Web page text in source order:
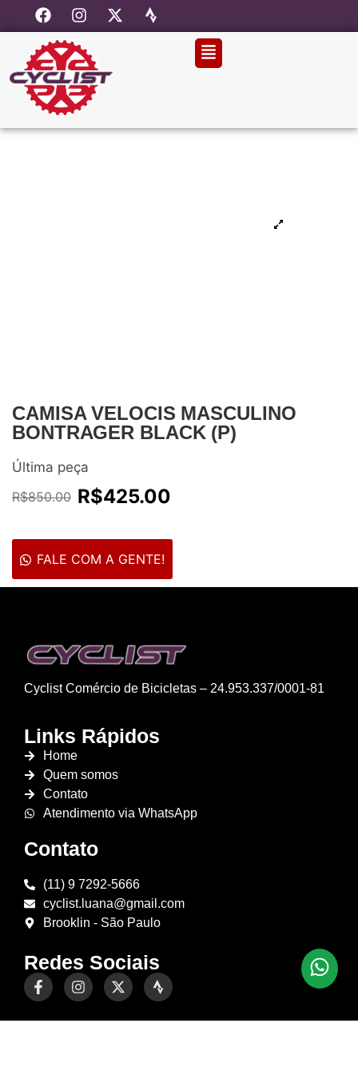
CAMISA VELOCIS MASCULINO
BONTRAGER BLACK (P)
Última peça
R$850.00 R$425.00
FALE COM A GENTE!
Cyclist Comércio de Bicicletas – 24.953.337/0001-81
Links Rápidos
Home
Quem somos
Contato
Atendimento via WhatsApp
Contato
(11) 9 7292-5666
cyclist.luana@gmail.com
Brooklin - São Paulo
Redes Sociais